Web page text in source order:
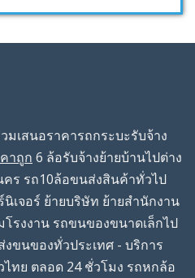
เสนอราคารถกระบะรับจ้าง
าถูก 6 ล้อรับจ้างย้ายบ้านไปต่าง
คร รถ10ล้อขนส่งสินค้าทั่วไป
นิเจอร์ ย้ายบริษัท ย้ายสํานักงาน
โรงงาน รถขนของขนาดเล็กไป
ขนของทั่วประเทศ - บริการ
ทย ตลอด 24 ชั่วโมง รถหกล้อ